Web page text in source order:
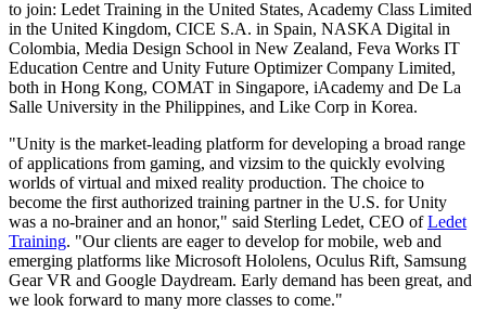
인디 게임
소규모 팀으로 대작 게임을 출시하세요.
XR 게임
여러 플랫폼에서 XR 게임을 출시하세요.
멀티플레이어 게임
멀티플레이어 게임 개발을 간소화하세요.
to join: Ledet Training in the United States, Academy Class Limited
in the United Kingdom, CICE S.A. in Spain, NASKA Digital in
Colombia, Media Design School in New Zealand, Feva Works IT
Education Centre and Unity Future Optimizer Company Limited,
both in Hong Kong, COMAT in Singapore, iAcademy and De La
Salle University in the Philippines, and Like Corp in Korea.
"Unity is the market-leading platform for developing a broad range
of applications from gaming, and vizsim to the quickly evolving
worlds of virtual and mixed reality production. The choice to
become the first authorized training partner in the U.S. for Unity
was a no-brainer and an honor," said Sterling Ledet, CEO ofLedet
Training. "Our clients are eager to develop for mobile, web and
emerging platforms like Microsoft Hololens, Oculus Rift, Samsung
Gear VR and Google Daydream. Early demand has been great, and
we look forward to many more classes to come."